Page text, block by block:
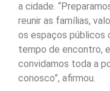
a cidade.
reunir as famílias,
os espaços públicos
tempo de encontro,
convidamos toda a
conosco”, afirmou.